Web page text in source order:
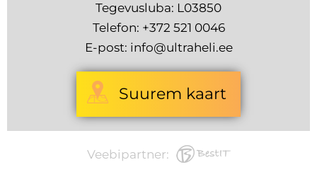
Tegevusluba: L03850
Telefon: +372 521 0046
E-post: info@ultraheli.ee
Suurem kaart
Veebipartner: